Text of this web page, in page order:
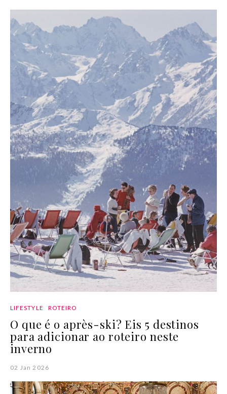
LIFESTYLE ROTEIRO
O que é o après-ski? Eis 5 destinos
para adicionar ao roteiro neste
inverno
02 Jan 2026